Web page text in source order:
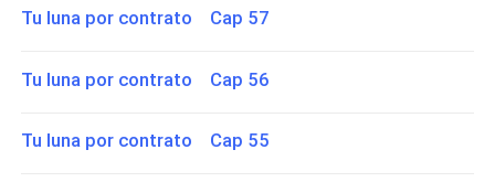
Tu luna por contrato Cap 57
Tu luna por contrato Cap 56
Tu luna por contrato Cap 55